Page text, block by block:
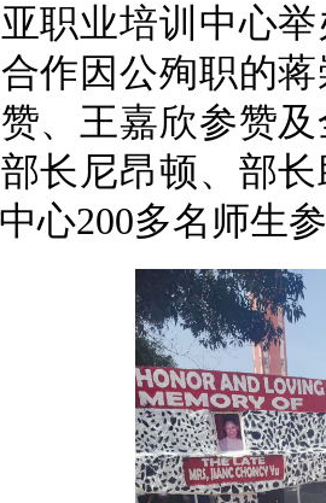
职业培训中心
作因公殉职的
、王嘉欣参赞
长尼昂顿、部
心200多名师生